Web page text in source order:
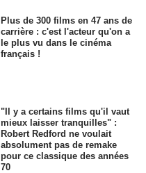
Plus de 300 films en 47 ans de
carrière : c'est l'acteur qu'on a
le plus vu dans le cinéma
français !
"Il y a certains films qu'il vaut
mieux laisser tranquilles" :
Robert Redford ne voulait
absolument pas de remake
pour ce classique des années
70